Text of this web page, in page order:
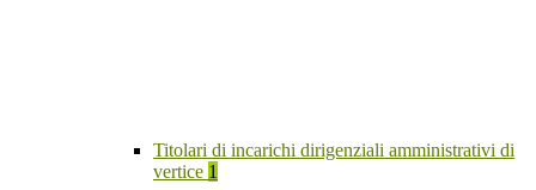
Titolari di incarichi dirigenziali amministrativi di
vertice 1